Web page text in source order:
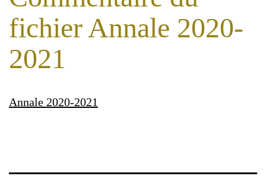
fichier Annale 2020-
2021
Annale 2020-2021